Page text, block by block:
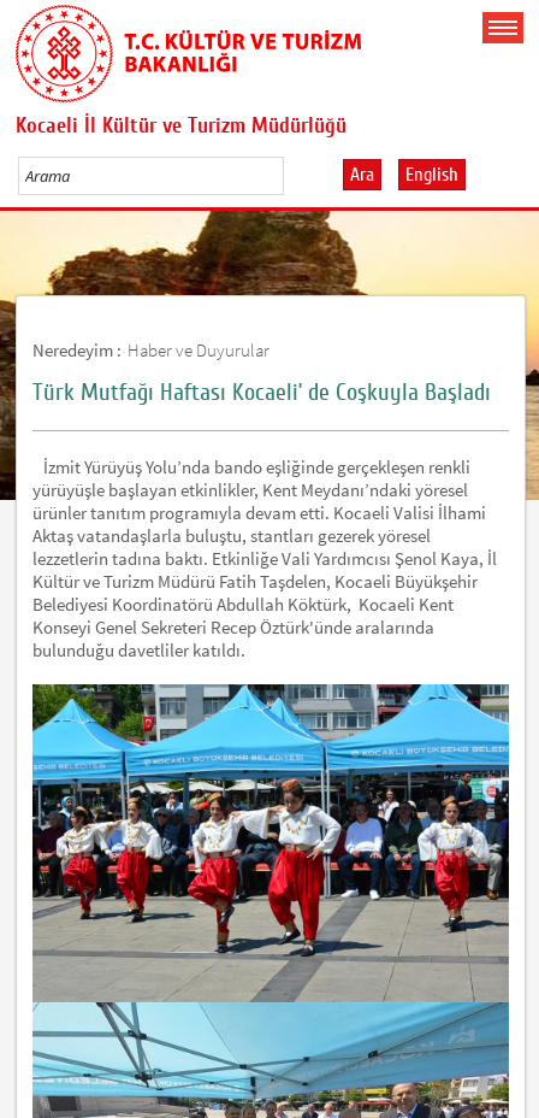
Kocaeli İl Kültür ve Turizm Müdürlüğü
Ara English
Neredeyim : Haber ve Duyurular
Türk Mutfağı Haftası Kocaeli’ de Coşkuyla Başladı
İzmit Yürüyüş Yolu’nda bando eşliğinde gerçekleşen renkli
yürüyüşle başlayan etkinlikler, Kent Meydanı’ndaki yöresel
ürünler tanıtım programıyla devam etti. Kocaeli Valisi İlhami
Aktaş vatandaşlarla buluştu, stantları gezerek yöresel
lezzetlerin tadına baktı. Etkinliğe Vali Yardımcısı Şenol Kaya, İl
Kültür ve Turizm Müdürü Fatih Taşdelen, Kocaeli Büyükşehir
Belediyesi Koordinatörü Abdullah Köktürk, Kocaeli Kent
Konseyi Genel Sekreteri Recep Öztürk'ünde aralarında
bulunduğu davetliler katıldı.